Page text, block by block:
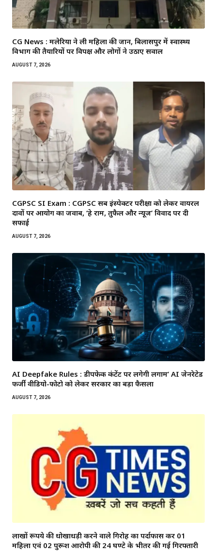
CG News : मलेरिया ने ली महिला की जान, बिलासपुर में स्वास्थ्य
विभाग की तैयारियों पर विपक्ष और लोगों ने उठाए सवाल
AUGUST 7, 2026
CGPSC SI Exam : CGPSC सब इंस्पेक्टर परीक्षा को लेकर वायरल
दावों पर आयोग का जवाब, ‘हे राम, तुफैल और न्यूज’ विवाद पर दी
सफाई
AUGUST 7, 2026
AI Deepfake Rules : डीपफेक कंटेंट पर लगेगी लगाम’ AI जेनरेटेड
फर्जी वीडियो-फोटो को लेकर सरकार का बड़ा फैसला
AUGUST 7, 2026
लाखों रूपये की धोखाधड़ी करने वाले गिरोह का पर्दाफास कर 01
महिला एवं 02 पुरूश आरोपी की 24 घण्टे के भीतर की गई गिरफ्तारी